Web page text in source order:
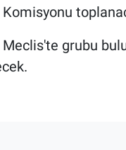
Meclis'te grubu